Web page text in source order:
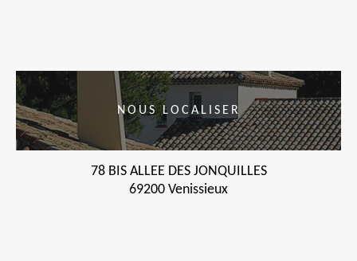
NOUS LOCALISER
78 BIS ALLEE DES JONQUILLES
69200 Venissieux